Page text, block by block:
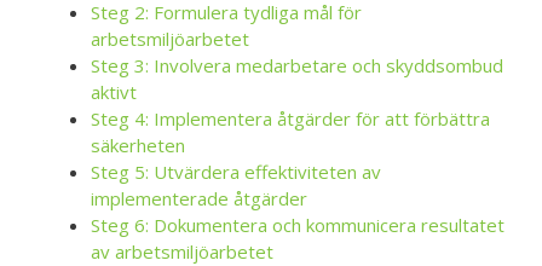
Steg 2: Formulera tydliga mål för
arbetsmiljöarbetet
Steg 3: Involvera medarbetare och skyddsombud
aktivt
Steg 4: Implementera åtgärder för att förbättra
säkerheten
Steg 5: Utvärdera effektiviteten av
implementerade åtgärder
Steg 6: Dokumentera och kommunicera resultatet
av arbetsmiljöarbetet